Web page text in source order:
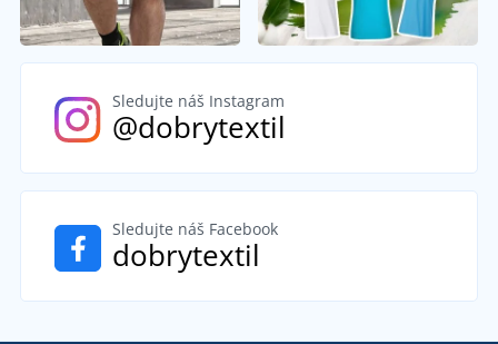
Sledujte náš Instagram
@dobrytextil
Sledujte náš Facebook
dobrytextil